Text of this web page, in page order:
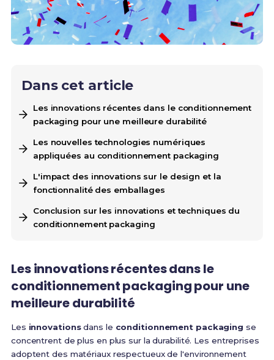
Dans cet article
Les innovations récentes dans le conditionnement
packaging pour une meilleure durabilité
Les nouvelles technologies numériques
appliquées au conditionnement packaging
L'impact des innovations sur le design et la
fonctionnalité des emballages
Conclusion sur les innovations et techniques du
conditionnement packaging
Les innovations récentes dans le
conditionnement packaging pour une
meilleure durabilité
Les innovationsdans le conditionnement packaging se
concentrent de plus en plus sur la durabilité. Les entreprises
adoptent des matériaux respectueux de l'environnement